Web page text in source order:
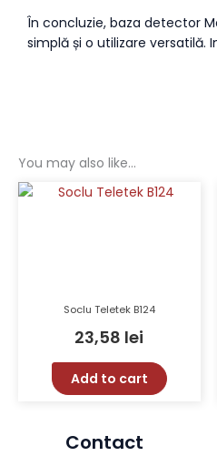
În concluzie, baza detector
simplă și o utilizare
You may also like…
Soclu Teletek B124
23,58 lei
Add to cart
Contact